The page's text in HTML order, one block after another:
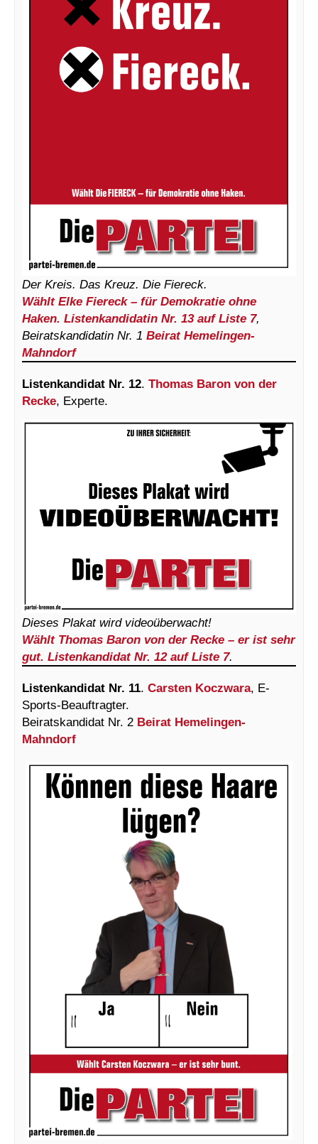
Der Kreis. Das Kreuz. Die Fiereck.
Wählt Elke Fiereck – für Demokratie ohne
Haken. Listenkandidatin Nr. 13 auf Liste 7,
Beiratskandidatin Nr. 1 Beirat Hemelingen-
Mahndorf
Listenkandidat Nr. 12. Thomas Baron von der
Recke, Experte.
Dieses Plakat wird videoüberwacht!
Wählt Thomas Baron von der Recke – er ist sehr
gut. Listenkandidat Nr. 12 auf Liste 7.
Listenkandidat Nr. 11. Carsten Koczwara, E-
Sports-Beauftragter.
Beiratskandidat Nr. 2 Beirat Hemelingen-
Mahndorf